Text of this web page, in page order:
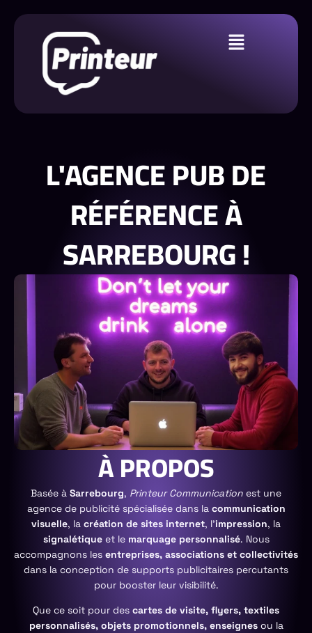
L'AGENCE PUB DE
RÉFÉRENCE À
SARREBOURG !
À PROPOS
Basée à Sarrebourg, Printeur Communication est une
agence de publicité spécialisée dans la communication
visuelle, la création de sites internet, l’impression, la
signalétiqueet le marquage personnalisé. Nous
accompagnons les entreprises, associations et collectivités
dans la conception de supports publicitaires percutants
pour booster leur visibilité.
Que ce soit pour des cartes de visite, flyers, textiles
personnalisés, objets promotionnels, enseignesou la